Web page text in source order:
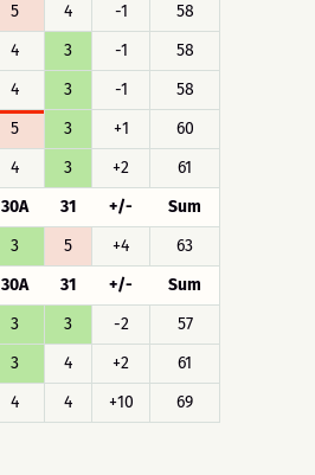
5 4 -1
58
4 3 -1
58
4 3 -1
58
5 3 +1
60
4 3 +2
61
30A 31 +/-
Sum
3 5 +4
63
30A 31 +/-
Sum
3 3 -2
57
3 4 +2
61
4 4 +10 69